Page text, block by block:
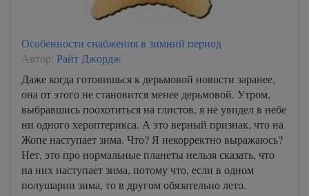
Особенности снабжения в зимний период
Автор: Райт Джордж
Даже когда готовишься к дерьмовой новости заранее,
она от этого не становится менее дерьмовой. Утром,
выбравшись поохотиться на глистов, я не увидел в небе
ни одного хероптерикса. А это верный признак, что на
Жопе наступает зима. Что? Я некорректно выражаюсь?
Нет, это про нормальные планеты нельзя сказать, что
на них наступает зима, потому что, если в одном
полушарии зима, то в другом обязательно лето.